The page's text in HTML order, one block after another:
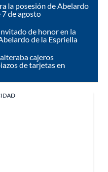
la posesión de Abelardo
7 de agosto
de honor en la
de la Espriella
cajeros
de tarjetas en